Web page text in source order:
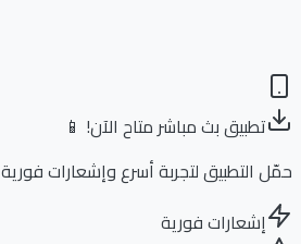
تطبيق بث مباشر متاح الآن! 📱
حمّل التطبيق لتجربة أسرع وإشعارات فورية
إشعارات فورية